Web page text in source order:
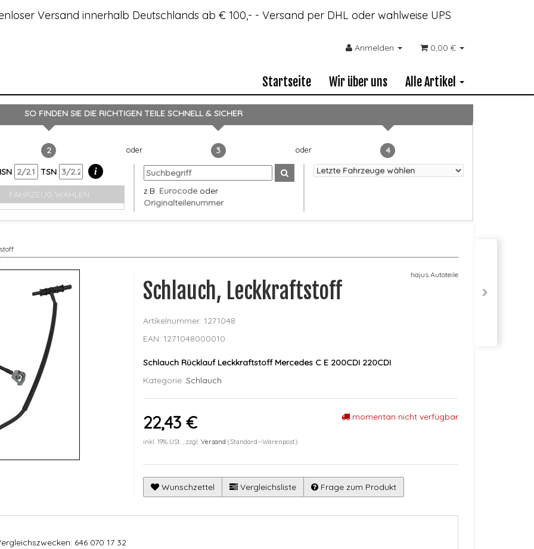
Versand innerhalb Deutschlands ab € 100,- - Versand per DHL oder wahlweise UPS
Anmelden 0,00 €
Startseite Wir über uns Alle Artikel
SO FINDEN SIE DIE RICHTIGEN TEILE SCHNELL & SICHER
2
TSN i
FAHRZEUG WÄHLEN
3
z.B. Eurocode oder
Originalteilenummer
4
hajus Autoteile
Schlauch, Leckkraftstoff
Artikelnummer: 1271048
EAN: 1271048000010
Schlauch Rücklauf Leckkraftstoff Mercedes C E 200CDI 220CDI
Kategorie: Schlauch
22,43 €
inkl. 19% USt. , zzgl. Versand (Standard--Warenpost)
momentan nicht verfügbar
Wunschzettel Vergleichsliste Frage zum Produkt
646 070 17 32